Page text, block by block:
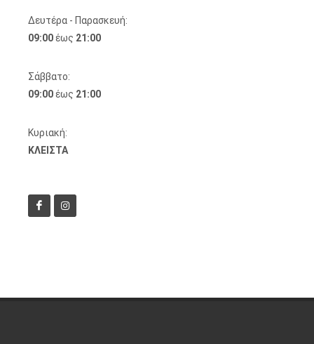
Δευτέρα - Παρασκευή:
09:00έως 21:00
Σάββατο:
09:00έως 21:00
Κυριακή:
ΚΛΕΙΣΤΑ